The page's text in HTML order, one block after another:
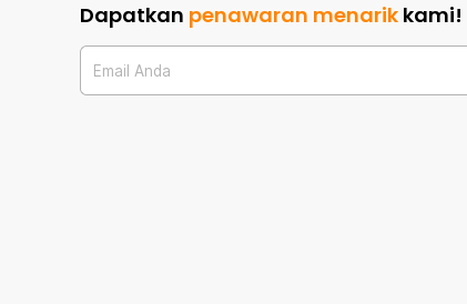
Dapatkan penawaran menarik kami!
Email Anda